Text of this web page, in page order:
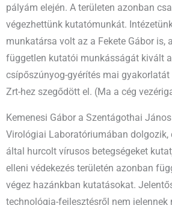
pályám elején. A területen azonban
végezhettünk kutatómunkát.
munkatársa volt az a Fekete Gábor is,
független kutatói munkásságát kivált
csípőszúnyog-gyérítés mai gyakorlatát
Zrt-hez szegődött el. (Ma a cég
Kemenesi Gábor a Szentágothai
Virológiai Laboratóriumában dolgozik,
által hurcolt vírusos betegségeket
elleni védekezés területén azonban
végez hazánkban kutatásokat.
technológia-fejlesztésről nem jelennek